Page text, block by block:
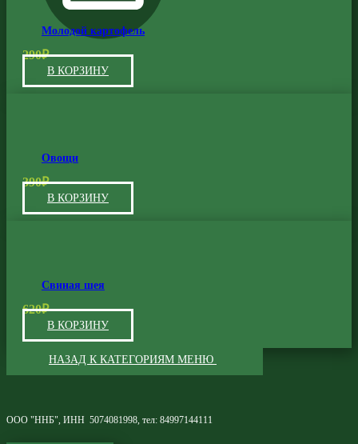
Молодой картофель
290₽
В КОРЗИНУ
Овощи
390₽
В КОРЗИНУ
Свиная шея
620₽
В КОРЗИНУ
НАЗАД К КАТЕГОРИЯМ МЕНЮ
ООО "ННБ", ИНН 5074081998, тел: 84997144111